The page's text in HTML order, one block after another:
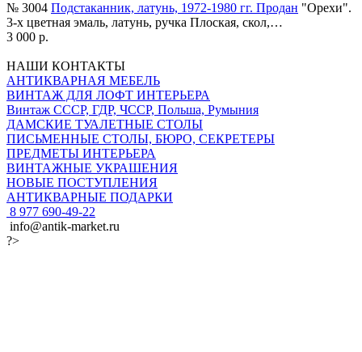
№ 3004 Подстаканник, латунь, 1972-1980 гг. Продан "Орехи".
3-х цветная эмаль, латунь, ручка Плоская, скол,…
3 000 р.
НАШИ КОНТАКТЫ
АНТИКВАРНАЯ МЕБЕЛЬ
ВИНТАЖ ДЛЯ ЛОФТ ИНТЕРЬЕРА
Винтаж СССР, ГДР, ЧССР, Польша, Румыния
ДАМСКИЕ ТУАЛЕТНЫЕ СТОЛЫ
ПИСЬМЕННЫЕ СТОЛЫ, БЮРО, СЕКРЕТЕРЫ
ПРЕДМЕТЫ ИНТЕРЬЕРА
ВИНТАЖНЫЕ УКРАШЕНИЯ
НОВЫЕ ПОСТУПЛЕНИЯ
АНТИКВАРНЫЕ ПОДАРКИ
8 977 690-49-22
info@antik-market.ru
?>